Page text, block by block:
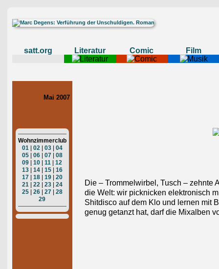
satt.org Literatur Comic Film
Mai 2007
Wohnzimmerclub
01 | 02 | 03 | 04
05 | 06 | 07 | 08
09 |10 |11 |12
13 | 14 | 15 | 16
17 | 18 | 19 | 20
21 | 22 | 23 | 24
25 | 26 | 27 | 28
29
Die – Trommelwirbel, Tusch – zehnte
die Welt: wir picknicken elektronisch
Shitdisco auf dem Klo und lernen mit
genug getanzt hat, darf die Mixalben